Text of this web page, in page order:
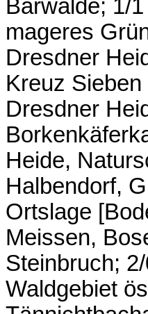
Bärwalde; 1/
mageres
Dresdner
Kreuz
Dresdner
Heide,
Halbendorf,
Ortslage
Meissen,
Steinbruch;
Waldgebiet